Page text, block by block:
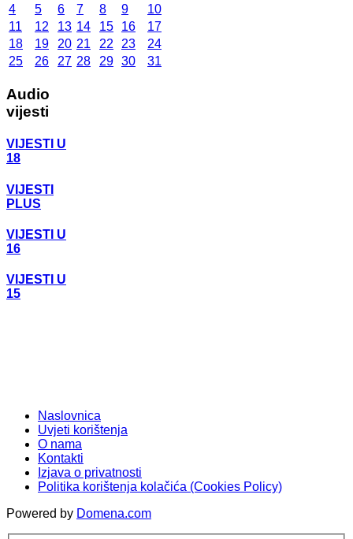
4
5 6 7 8 9
10
11
12 13 14 15 16
17
18
19 20 21 22 23
24
25
26 27 28 29 30 31
Audio
vijesti
VIJESTI U
18
VIJESTI
PLUS
VIJESTI U
16
VIJESTI U
15
Naslovnica
Uvjeti korištenja
O nama
Kontakti
Izjava o privatnosti
Politika korištenja kolačića (Cookies Policy)
Powered by Domena.com